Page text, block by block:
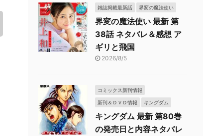
雑誌掲載最新話 界変の魔法使い
界変の魔法使い 最新 第
38話 ネタバレ＆感想 ア
ギリと飛国
2026/8/5
コミックス新刊情報
新刊＆ＤＶＤ情報 キングダム
キングダム 最新 第80巻
の発売日と内容ネタバレ